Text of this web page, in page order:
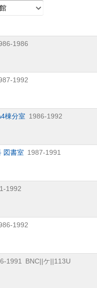
1986
1992
棟分室 1986-1992
図書室 1987-1991
1992
1992
1991
BNC||ケ||113U